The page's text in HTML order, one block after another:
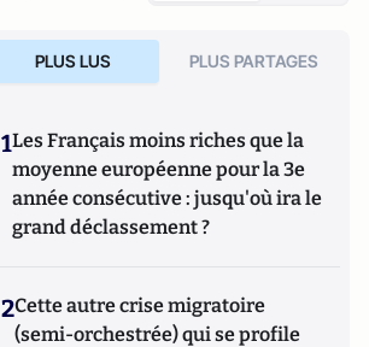
PLUS LUS PLUS PARTAGES
1Les Français moins riches que la
moyenne européenne pour la 3e
année consécutive : jusqu'où ira le
grand déclassement ?
2Cette autre crise migratoire
(semi-orchestrée) qui se profile